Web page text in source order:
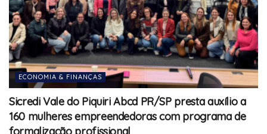
ECONOMIA & FINANÇAS
Sicredi Vale do Piquiri Abcd PR/SP presta auxílio a
160 mulheres empreendedoras com programa de